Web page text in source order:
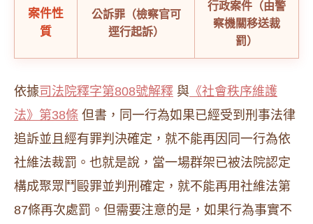
案件性
質
公訴罪（檢察官可
逕行起訴）
行政案件（由警
察機關移送裁
罰）
依據司法院釋字第808號解釋 與 《社會秩序維護
法》第38條 但書，同一行為如果已經受到刑事法律
追訴並且經有罪判決確定，就不能再因同一行為依
社維法裁罰。也就是說，當一場群架已被法院認定
構成聚眾鬥毆罪並判刑確定，就不能再用社維法第
87條再次處罰。但需要注意的是，如果行為事實不